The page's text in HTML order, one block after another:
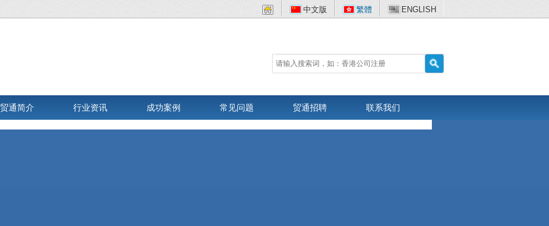
中文版 繁體 ENGLISH
贸通简介 行业资讯 成功案例 常见问题 贸通招聘 联系我们